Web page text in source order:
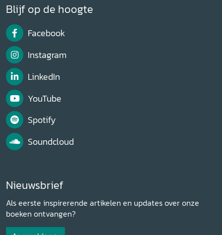
Blijf op de hoogte
Facebook
Instagram
LinkedIn
YouTube
Spotify
Soundcloud
Nieuwsbrief
Als eerste inspirerende artikelen en updates over onze
boeken ontvangen?